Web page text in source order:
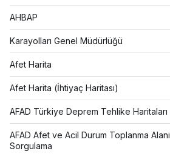
Jandarma
Sahil Güvenlik
Orman Yangın İhbar
Su Arıza İhbar
Elektrik Arıza İhbar
Doğalgaz Arıza İhbar
AHBAP
Karayolları Genel Müdürlüğü
Afet Harita
Afet Harita (İhtiyaç Haritası)
AFAD Türkiye Deprem Tehlike Haritaları
AFAD Afet ve Acil Durum Toplanma Alanı
Sorgulama